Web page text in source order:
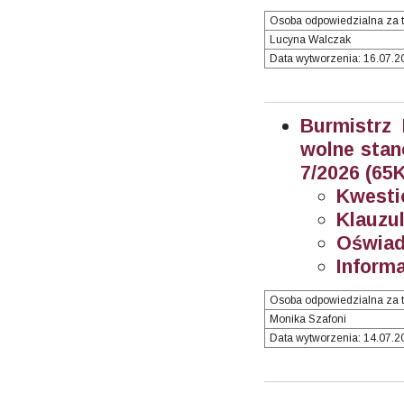
Osoba odpowiedzialna za
Lucyna Walczak
Data wytworzenia:
Burmistrz
wolne
7/2026
Osoba odpowiedzialna za
Monika Szafoni
Data wytworzenia: